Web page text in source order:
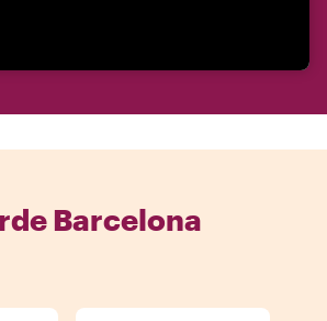
Barcelona